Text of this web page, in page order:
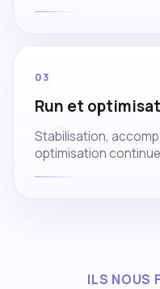
03
Run et
Stabilisation,
optimisation
ILS NOUS